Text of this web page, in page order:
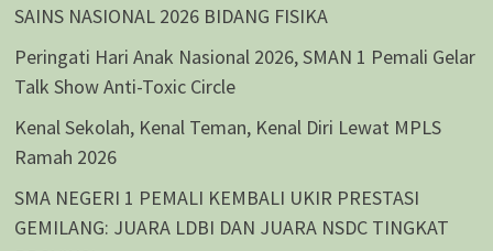
SAINS NASIONAL 2026 BIDANG FISIKA
Peringati Hari Anak Nasional 2026, SMAN 1 Pemali Gelar
Talk Show Anti-Toxic Circle
Kenal Sekolah, Kenal Teman, Kenal Diri Lewat MPLS
Ramah 2026
SMA NEGERI 1 PEMALI KEMBALI UKIR PRESTASI
GEMILANG: JUARA LDBI DAN JUARA NSDC TINGKAT